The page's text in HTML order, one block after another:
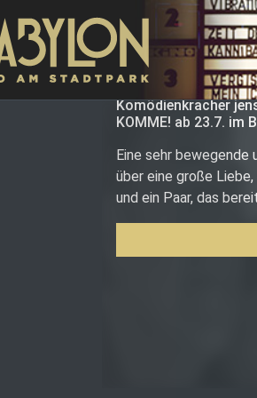
Komödienkracher
KOMME! ab 23.7. im
Eine sehr bewegende
über eine große
und ein Paar, das